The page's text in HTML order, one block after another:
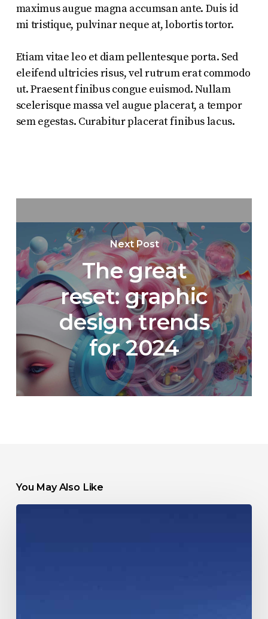
maximus augue magna accumsan ante. Duis id
mi tristique, pulvinar neque at, lobortis tortor.
Etiam vitae leo et diam pellentesque porta. Sed
eleifend ultricies risus, vel rutrum erat commodo
ut. Praesent finibus congue euismod. Nullam
scelerisque massa vel augue placerat, a tempor
sem egestas. Curabitur placerat finibus lacus.
Next Post
The great
reset: graphic
design trends
for 2024
You May Also Like